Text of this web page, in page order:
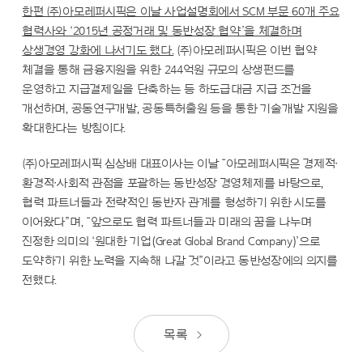
한편 ㈜아모레퍼시픽은 이날 사업설명회에서 SCM 부문 60개 주요
협력사와 ‘2015년 공정거래 및 동반성장 협약’을 체결하며
상생경영 강화에 나서기도 했다.㈜아모레퍼시픽은 이번 협약
체결을 통해 금융지원을 위한 244억원 규모의 상생펀드를
운영하고 지급결제일을 단축하는 등 하도급대금 지급 조건을
개선하며, 공동연구개발, 공동특허출원 등을 통한 기술개발 지원을
확대한다는 방침이다.
㈜아모레퍼시픽 심상배 대표이사는 이날 “아모레퍼시픽은 경제적∙
환경적∙사회적 관점을 포괄하는 동반성장 경영체제를 바탕으로,
협력 파트너들과 전략적인 동반자 관계를 형성하기 위한 시도를
이어왔다”며, “앞으로도 협력 파트너들과 미래의 꿈을 나누며
진정한 의미의 ‘원대한 기업(Great Global Brand Company)’으로
도약하기 위한 노력을 지속해 나갈 것”이라고 동반성장에의 의지를
전했다.
목록